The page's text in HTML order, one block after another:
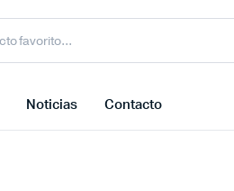
Noticias Contacto